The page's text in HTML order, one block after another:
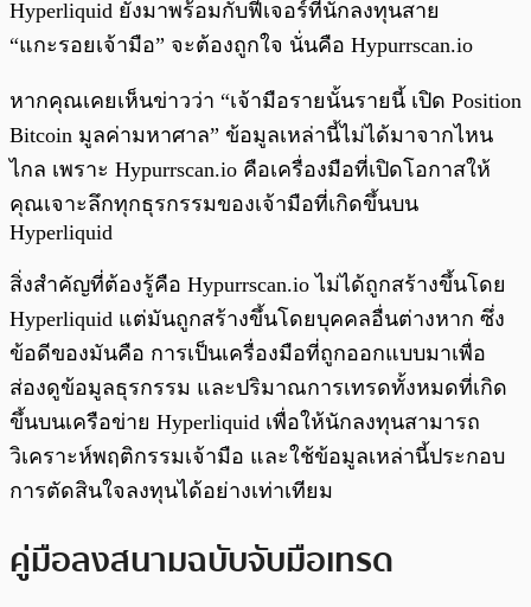
Hyperliquid ยังมาพร้อมกับฟีเจอร์ที่นักลงทุนสาย
“แกะรอยเจ้ามือ” จะต้องถูกใจ นั่นคือ Hypurrscan.io
หากคุณเคยเห็นข่าวว่า “เจ้ามือรายนั้นรายนี้ เปิด Position
Bitcoin มูลค่ามหาศาล” ข้อมูลเหล่านี้ไม่ได้มาจากไหน
ไกล เพราะ Hypurrscan.io คือเครื่องมือที่เปิดโอกาสให้
คุณเจาะลึกทุกธุรกรรมของเจ้ามือที่เกิดขึ้นบน
Hyperliquid
สิ่งสำคัญที่ต้องรู้คือ Hypurrscan.io ไม่ได้ถูกสร้างขึ้นโดย
Hyperliquid แต่มันถูกสร้างขึ้นโดยบุคคลอื่นต่างหาก ซึ่ง
ข้อดีของมันคือ การเป็นเครื่องมือที่ถูกออกแบบมาเพื่อ
ส่องดูข้อมูลธุรกรรม และปริมาณการเทรดทั้งหมดที่เกิด
ขึ้นบนเครือข่าย Hyperliquid เพื่อให้นักลงทุนสามารถ
วิเคราะห์พฤติกรรมเจ้ามือ และใช้ข้อมูลเหล่านี้ประกอบ
การตัดสินใจลงทุนได้อย่างเท่าเทียม
คู่มือลงสนามฉบับจับมือเทรด